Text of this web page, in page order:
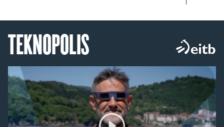
TEKNOPOLIS